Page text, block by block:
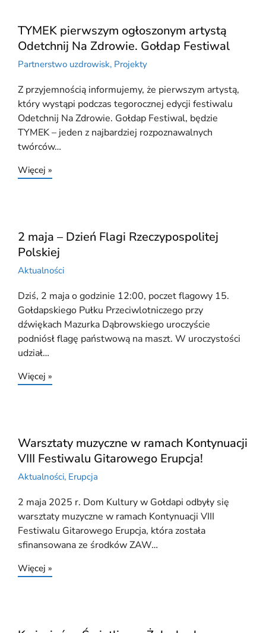
TYMEK pierwszym ogłoszonym artystą
Odetchnij Na Zdrowie. Gołdap Festiwal
Partnerstwo uzdrowisk, Projekty
Z przyjemnością informujemy, że pierwszym artystą,
który wystąpi podczas tegorocznej edycji festiwalu
Odetchnij Na Zdrowie. Gołdap Festiwal, będzie
TYMEK – jeden z najbardziej rozpoznawalnych
twórców…
Więcej »
2 maja – Dzień Flagi Rzeczypospolitej
Polskiej
Aktualności
Dziś, 2 maja o godzinie 12:00, poczet flagowy 15.
Gołdapskiego Pułku Przeciwlotniczego przy
dźwiękach Mazurka Dąbrowskiego uroczyście
podniósł flagę państwową na maszt. W uroczystości
udział…
Więcej »
Warsztaty muzyczne w ramach Kontynuacji
VIII Festiwalu Gitarowego Erupcja!
Aktualności, Erupcja
2 maja 2025 r. Dom Kultury w Gołdapi odbyły się
warsztaty muzyczne w ramach Kontynuacji VIII
Festiwalu Gitarowego Erupcja, która została
sfinansowana ze środków ZAW…
Więcej »